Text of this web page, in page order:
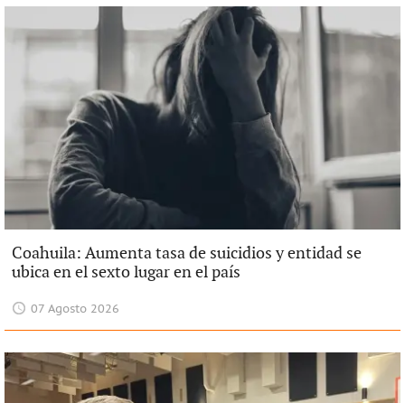
Coahuila: Aumenta tasa de suicidios y entidad se
ubica en el sexto lugar en el país
07 Agosto 2026